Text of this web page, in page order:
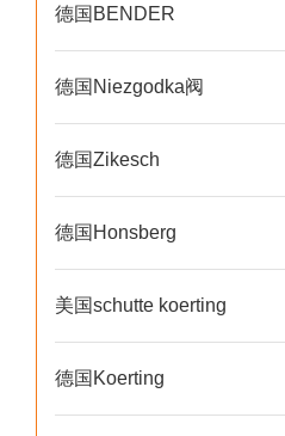
德国BENDER
德国Niezgodka阀
德国Zikesch
德国Honsberg
美国schutte koerting
德国Koerting